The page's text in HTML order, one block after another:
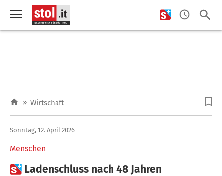
» Wirtschaft
Menschen
Sonntag, 12. April 2026
 Ladenschluss nach 48 Jahren